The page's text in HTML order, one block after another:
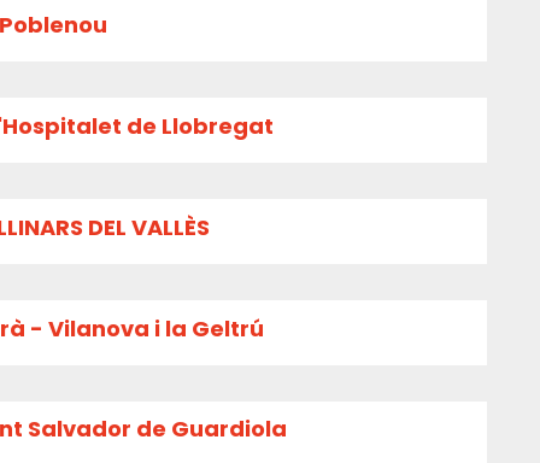
de Llobregat
DEL VALLÈS
- Vilanova i la Geltrú
Salvador de Guardiola